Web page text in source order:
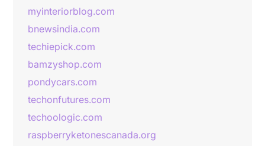
myinteriorblog.com
bnewsindia.com
techiepick.com
bamzyshop.com
pondycars.com
techonfutures.com
techoologic.com
raspberryketonescanada.org